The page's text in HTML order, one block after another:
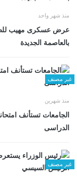
منذ شهر واحد
عرض عسكرى مهيب
بالعاصمة الجديدة
غير مصنف
منذ شهرين
الجامعات تستأنف
الدراسى
غير مصنف